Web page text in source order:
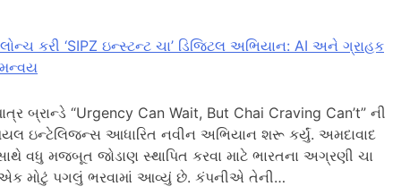
કરી ‘SIPZ ઇન્સ્ટન્ટ ચા’ ડિજિટલ અભિયાન: AI અને ગ્રાહક
બ્રાન્ડે “Urgency Can Wait, But Chai Craving Can’t” ની
ઇન્ટેલિજન્સ આધારિત નવીન અભિયાન શરૂ કર્યું. અમદાવાદ
વધુ મજબૂત જોડાણ સ્થાપિત કરવા માટે ભારતના અગ્રણી ચા
એક મોટું પગલું ભરવામાં આવ્યું છે. કંપનીએ તેની…